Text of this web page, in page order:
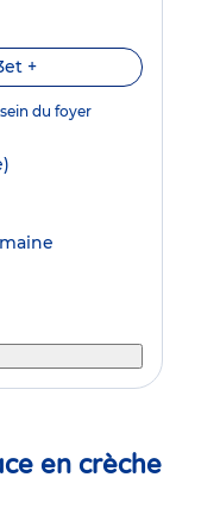
et +
du foyer
en crèche